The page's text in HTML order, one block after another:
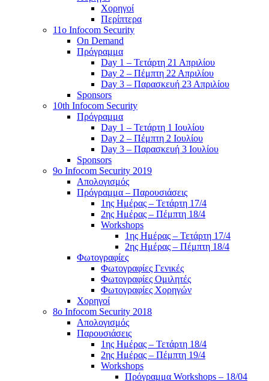
Χορηγοί
Περίπτερα
11o Infocom Security
On Demand
Πρόγραμμα
Day 1 – Τετάρτη 21 Απριλίου
Day 2 – Πέμπτη 22 Απριλίου
Day 3 – Παρασκευή 23 Απριλίου
Sponsors
10th Infocom Security
Πρόγραμμα
Day 1 – Τετάρτη 1 Ιουλίου
Day 2 – Πέμπτη 2 Ιουλίου
Day 3 – Παρασκευή 3 Ιουλίου
Sponsors
9ο Infocom Security 2019
Απολογισμός
Πρόγραμμα – Παρουσιάσεις
1ης Ημέρας – Τετάρτη 17/4
2ης Ημέρας – Πέμπτη 18/4
Workshops
1ης Ημέρας – Τετάρτη 17/4
2ης Ημέρας – Πέμπτη 18/4
Φωτογραφίες
Φωτογραφίες Γενικές
Φωτογραφίες Ομιλητές
Φωτογραφίες Χορηγών
Χορηγοί
8ο Infocom Security 2018
Απολογισμός
Παρουσιάσεις
1ης Ημέρας – Τετάρτη 18/4
2ης Ημέρας – Πέμπτη 19/4
Workshops
Πρόγραμμα Workshops – 18/04